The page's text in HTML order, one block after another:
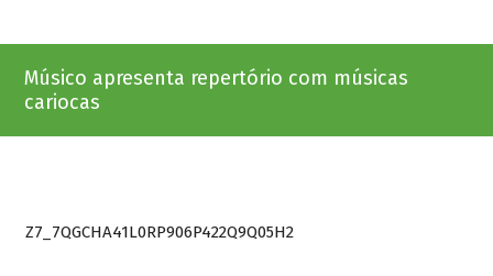
Músico apresenta repertório com músicas
cariocas
Z7_7QGCHA41L0RP906P422Q9Q05H2